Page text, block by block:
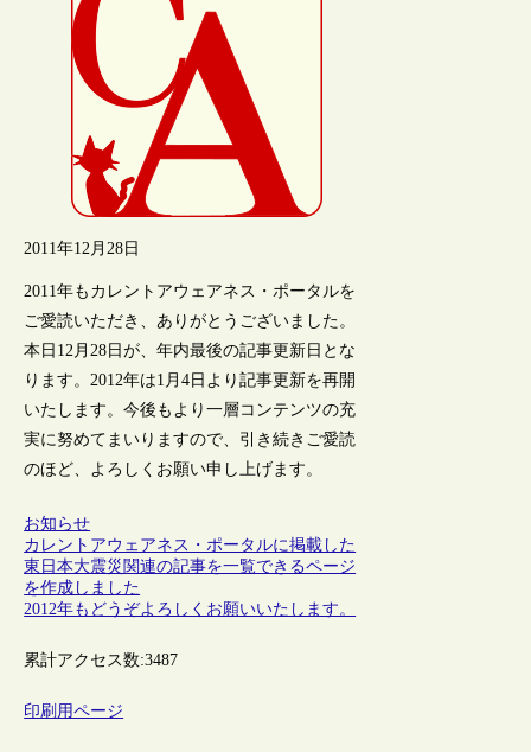
2011年12月28日
2011年もカレントアウェアネス・ポータルを
ご愛読いただき、ありがとうございました。
本日12月28日が、年内最後の記事更新日とな
ります。2012年は1月4日より記事更新を再開
いたします。今後もより一層コンテンツの充
実に努めてまいりますので、引き続きご愛読
のほど、よろしくお願い申し上げます。
お知らせ
カレントアウェアネス・ポータルに掲載した
東日本大震災関連の記事を一覧できるページ
を作成しました
2012年もどうぞよろしくお願いいたします。
累計アクセス数:3487
印刷用ページ